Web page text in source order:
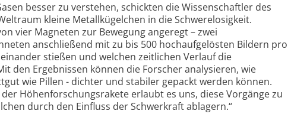
besser zu verstehen, schickten die Wissenschaftler des
kleine Metallkügelchen in die Schwerelosigkeit.
vier Magneten zur Bewegung angeregt – zwei
anschließend mit zu bis 500 hochaufgelösten Bildern pro
stießen und welchen zeitlichen Verlauf die
den Ergebnissen können die Forscher analysieren, wie
wie Pillen - dichter und stabiler gepackt werden können.
Höhenforschungsrakete erlaubt es uns, diese Vorgänge zu
durch den Einfluss der Schwerkraft ablagern.“